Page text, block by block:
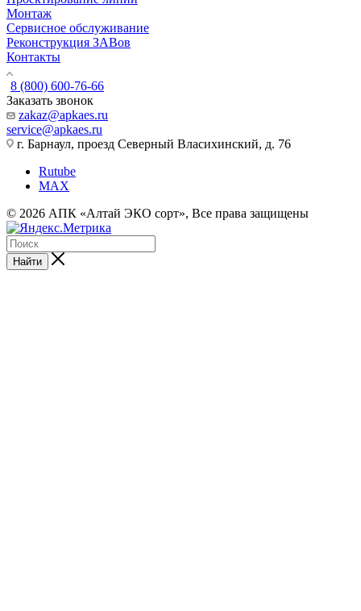
Монтаж
Сервисное обслуживание
Реконструкция ЗАВов
Контакты
8 (800) 600-76-66
Заказать звонок
zakaz@apkaes.ru
service@apkaes.ru
г. Барнаул, проезд Северный Власихинский, д. 76
Rutube
MAX
© 2026 АПК «Алтай ЭКО сорт», Все права защищены
Найти